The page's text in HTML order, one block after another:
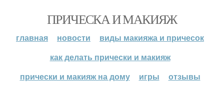
ПРИЧЕСКА И МАКИЯЖ
главная новости
виды макияжа и причесок
как делать прически и макияж
прически и макияж на дому
игры отзывы